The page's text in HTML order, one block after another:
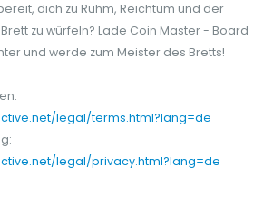
dich zu Ruhm, Reichtum und der
zu würfeln? Lade Coin Master - Board
und werde zum Meister des Bretts!
legal/terms.html?lang=de
legal/privacy.html?lang=de